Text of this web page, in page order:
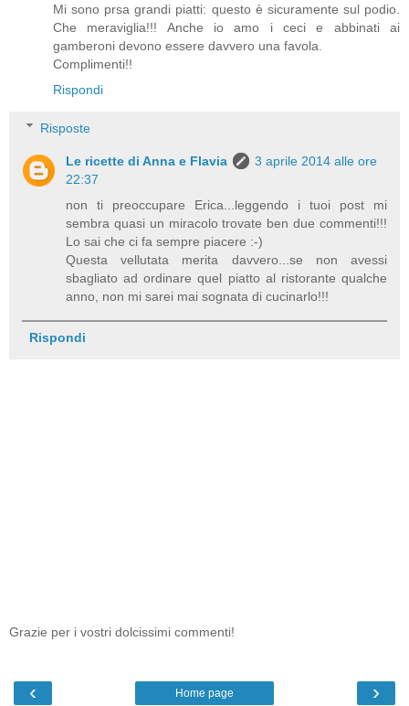
Mi sono prsa grandi piatti: questo è sicuramente sul podio.
Che meraviglia!!! Anche io amo i ceci e abbinati ai
gamberoni devono essere davvero una favola.
Complimenti!!
Rispondi
Risposte
Le ricette di Anna e Flavia
3 aprile 2014 alle ore
22:37
non ti preoccupare Erica...leggendo i tuoi post mi
sembra quasi un miracolo trovate ben due commenti!!!
Lo sai che ci fa sempre piacere :-)
Questa vellutata merita davvero...se non avessi
sbagliato ad ordinare quel piatto al ristorante qualche
anno, non mi sarei mai sognata di cucinarlo!!!
Rispondi
Grazie per i vostri dolcissimi commenti!
‹ ›
Home page